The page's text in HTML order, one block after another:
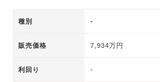
種別 -
販売価格 7,934万円
利回り -